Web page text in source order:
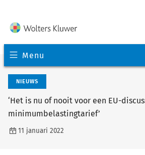
Menu
NIEUWS
‘Het is nu of nooit voor een EU-
minimumbelastingtarief’
11 januari 2022